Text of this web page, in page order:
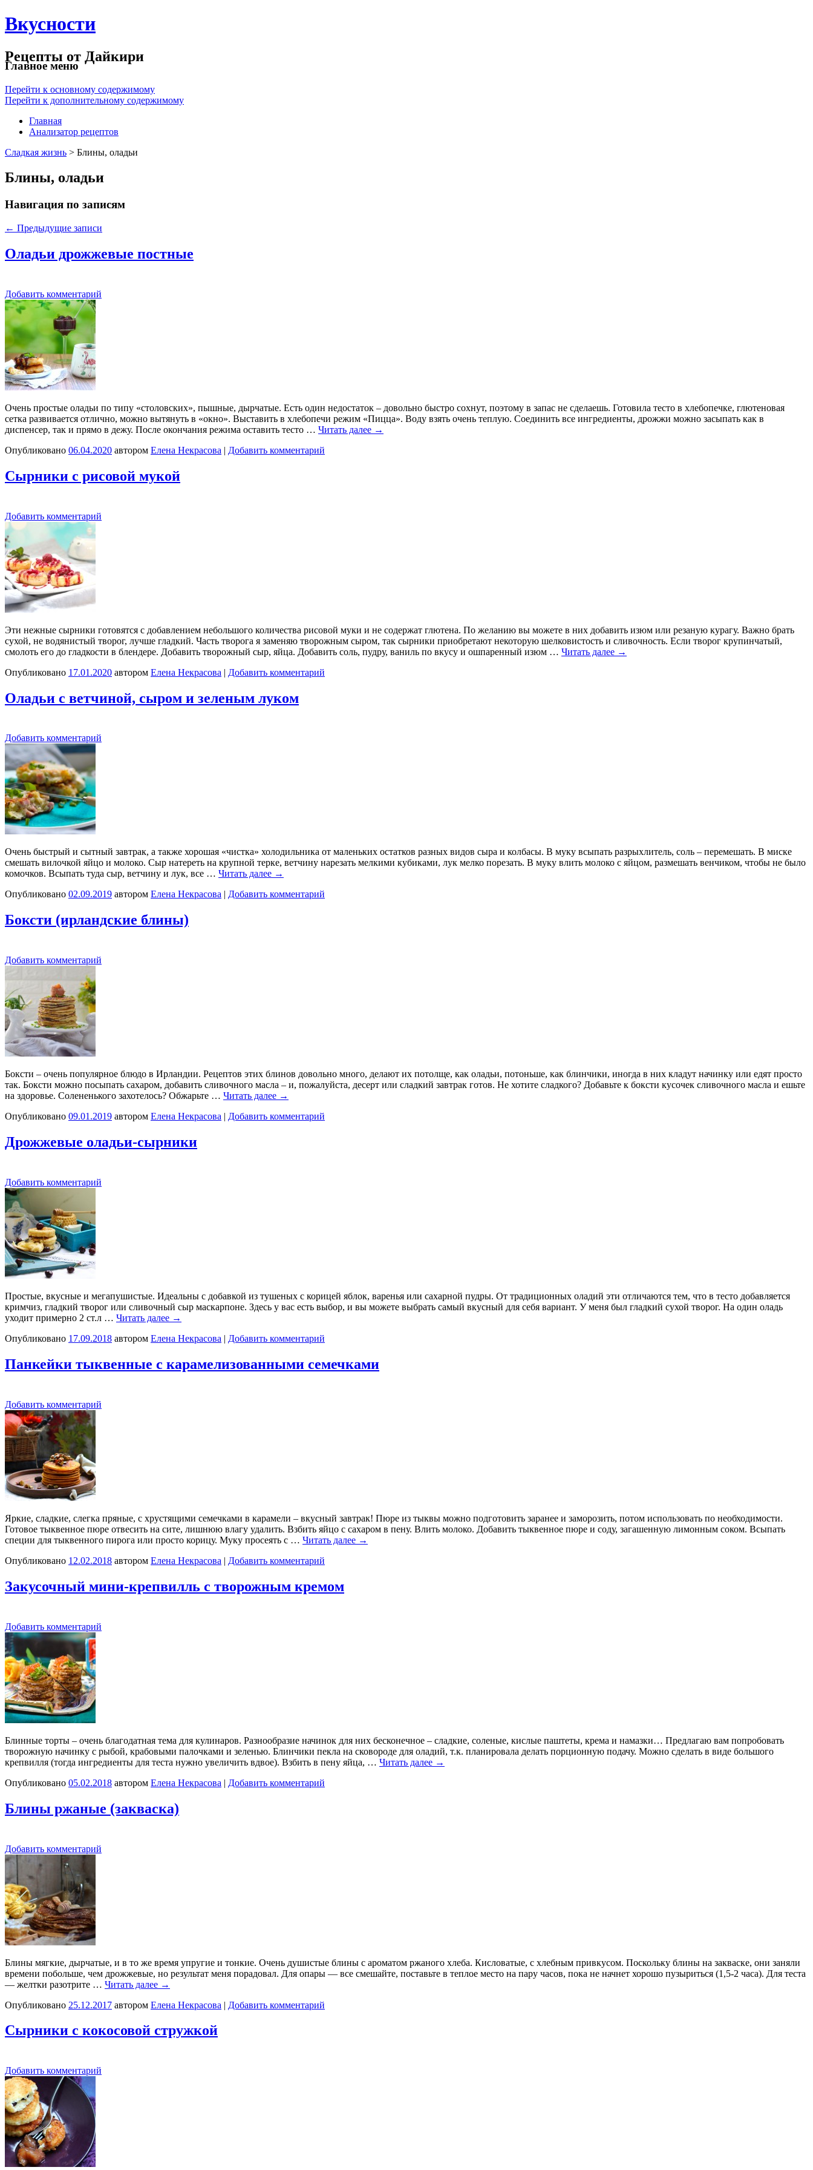
Вкусности
Рецепты от Дайкири
Главное меню
Перейти к основному содержимому
Перейти к дополнительному содержимому
Главная
Анализатор рецептов
Сладкая жизнь > Блины, оладьи
Блины, оладьи
Навигация по записям
← Предыдущие записи
Оладьи дрожжевые постные
Добавить комментарий
Очень простые оладьи по типу «столовских», пышные, дырчатые. Есть один недостаток – довольно быстро сохнут, поэтому в запас не сделаешь. Готовила тесто в хлебопечке, глютеновая
сетка развивается отлично, можно вытянуть в «окно». Выставить в хлебопечи режим «Пицца». Воду взять очень теплую. Соединить все ингредиенты, дрожжи можно засыпать как в
диспенсер, так и прямо в дежу. После окончания режима оставить тесто … Читать далее →
Опубликовано 06.04.2020 автором Елена Некрасова | Добавить комментарий
Сырники с рисовой мукой
Добавить комментарий
Эти нежные сырники готовятся с добавлением небольшого количества рисовой муки и не содержат глютена. По желанию вы можете в них добавить изюм или резаную курагу. Важно брать
сухой, не водянистый творог, лучше гладкий. Часть творога я заменяю творожным сыром, так сырники приобретают некоторую шелковистость и сливочность. Если творог крупинчатый,
смолоть его до гладкости в блендере. Добавить творожный сыр, яйца. Добавить соль, пудру, ваниль по вкусу и ошпаренный изюм … Читать далее →
Опубликовано 17.01.2020 автором Елена Некрасова | Добавить комментарий
Оладьи с ветчиной, сыром и зеленым луком
Добавить комментарий
Очень быстрый и сытный завтрак, а также хорошая «чистка» холодильника от маленьких остатков разных видов сыра и колбасы. В муку всыпать разрыхлитель, соль – перемешать. В миске
смешать вилочкой яйцо и молоко. Сыр натереть на крупной терке, ветчину нарезать мелкими кубиками, лук мелко порезать. В муку влить молоко с яйцом, размешать венчиком, чтобы не было
комочков. Всыпать туда сыр, ветчину и лук, все … Читать далее →
Опубликовано 02.09.2019 автором Елена Некрасова Добавить комментарий
Боксти (ирландские блины)
Добавить комментарий
Боксти – очень популярное блюдо в Ирландии. Рецептов этих блинов довольно много, делают их потолще, как оладьи, потоньше, как блинчики, иногда в них кладут начинку или едят просто
так. Боксти можно посыпать сахаром, добавить сливочного масла – и, пожалуйста, десерт или сладкий завтрак готов. Не хотите сладкого? Добавьте к боксти кусочек сливочного масла и ешьте
на здоровье. Солененького захотелось? Обжарьте … Читать далее →
Опубликовано 09.01.2019 автором Елена Некрасова | Добавить комментарий
Дрожжевые оладьи-сырники
Добавить комментарий
Простые, вкусные и мегапушистые. Идеальны с добавкой из тушеных с корицей яблок, варенья или сахарной пудры. От традиционных оладий эти отличаются тем, что в тесто добавляется
кримчиз, гладкий творог или сливочный сыр маскарпоне. Здесь у вас есть выбор, и вы можете выбрать самый вкусный для себя вариант. У меня был гладкий сухой творог. На один оладь
уходит примерно 2 ст.л … Читать далее →
Опубликовано 17.09.2018 автором Елена Некрасова | Добавить комментарий
Панкейки тыквенные с карамелизованными семечками
Добавить комментарий
Яркие, сладкие, слегка пряные, с хрустящими семечками в карамели – вкусный завтрак! Пюре из тыквы можно подготовить заранее и заморозить, потом использовать по необходимости.
Готовое тыквенное пюре отвесить на сите, лишнюю влагу удалить. Взбить яйцо с сахаром в пену. Влить молоко. Добавить тыквенное пюре и соду, загашенную лимонным соком. Всыпать
специи для тыквенного пирога или просто корицу. Муку просеять с … Читать далее →
Опубликовано 12.02.2018 автором Елена Некрасова | Добавить комментарий
Закусочный мини-крепвилль с творожным кремом
Добавить комментарий
Блинные торты – очень благодатная тема для кулинаров. Разнообразие начинок для них бесконечное – сладкие, соленые, кислые паштеты, крема и намазки… Предлагаю вам попробовать
творожную начинку с рыбой, крабовыми палочками и зеленью. Блинчики пекла на сковороде для оладий, т.к. планировала делать порционную подачу. Можно сделать в виде большого
крепвилля (тогда ингредиенты для теста нужно увеличить вдвое). Взбить в пену яйца, … Читать далее →
Опубликовано 05.02.2018 автором Елена Некрасова | Добавить комментарий
Блины ржаные (закваска)
Добавить комментарий
Блины мягкие, дырчатые, и в то же время упругие и тонкие. Очень душистые блины с ароматом ржаного хлеба. Кисловатые, с хлебным привкусом. Поскольку блины на закваске, они заняли
времени побольше, чем дрожжевые, но результат меня порадовал. Для опары — все смешайте, поставьте в теплое место на пару часов, пока не начнет хорошо пузыриться (1,5-2 часа). Для теста
— желтки разотрите … Читать далее →
Опубликовано 25.12.2017 автором Елена Некрасова | Добавить комментарий
Сырники с кокосовой стружкой
Добавить комментарий